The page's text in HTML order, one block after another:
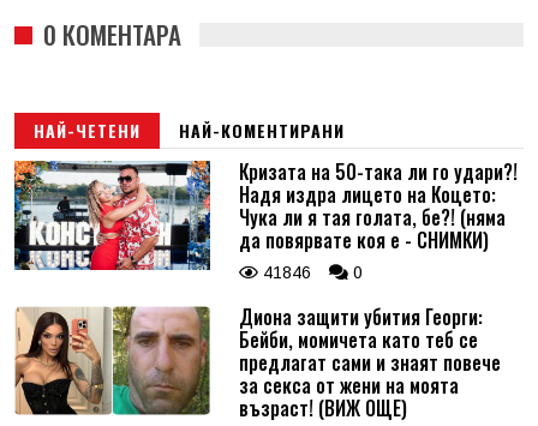
0 КОМЕНТАРА
НАЙ-ЧЕТЕНИ НАЙ-КОМЕНТИРАНИ
Кризата на 50-така ли го удари?!
Надя издра лицето на Коцето:
Чука ли я тая голата, бе?! (няма
да повярвате коя е - СНИМКИ)
41846 0
Диона защити убития Георги:
Бейби, момичета като теб се
предлагат сами и знаят повече
за секса от жени на моята
възраст! (ВИЖ ОЩЕ)